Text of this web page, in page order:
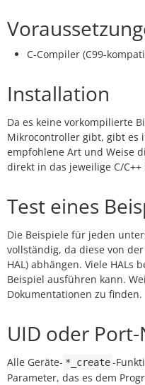
C-Compiler (C99-
Installation
Da es keine vorkompilierte
Mikrocontroller gibt, gibt es
empfohlene Art und Weise
direkt in das jeweilige C/
Test eines
Die Beispiele für jeden
vollständig, da diese von
HAL) abhängen. Viele
Beispiel ausführen kann.
Dokumentationen zu finden.
UID oder
Alle Geräte- *_create-
Parameter, das es dem